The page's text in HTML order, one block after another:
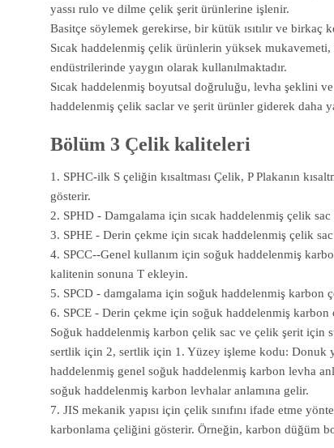
yassı rulo ve dilme çelik şerit ürünlerine işlenir.
Basitçe söylemek gerekirse, bir kütük ısıtılır ve
Sıcak haddelenmiş çelik ürünlerin yüksek
endüstrilerinde yaygın olarak kullanılmaktadır.
Sıcak haddelenmiş boyutsal doğruluğu, levha şeklini
haddelenmiş çelik saclar ve şerit ürünler giderek daha
Bölüm 3 Çelik kaliteleri
1. SPHC-ilk S çeliğin kısaltması Çelik, P Plakanın
gösterir.
2. SPHD - Damgalama için sıcak haddelenmiş çelik
3. SPHE - Derin çekme için sıcak haddelenmiş çelik
4. SPCC--Genel kullanım için soğuk haddelenmiş
kalitenin sonuna T ekleyin.
5. SPCD - damgalama için soğuk haddelenmiş karbon
6. SPCE - Derin çekme için soğuk haddelenmiş
Soğuk haddelenmiş karbon çelik sac ve çelik şerit için
sertlik için 2, sertlik için 1. Yüzey işleme kodu: Donuk
haddelenmiş genel soğuk haddelenmiş karbon levha
soğuk haddelenmiş karbon levhalar anlamına gelir.
7. JIS mekanik yapısı için çelik sınıfını ifade etme
karbonlama çeliğini gösterir. Örneğin, karbon düğüm